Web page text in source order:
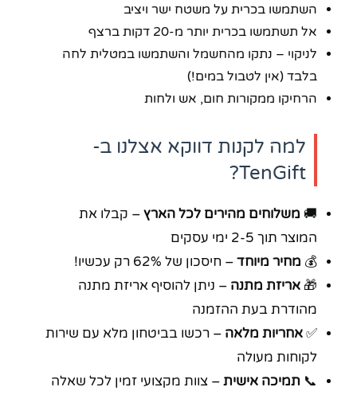
השתמשו בכרית על משטח ישר ויציב
אל תשתמשו בכרית יותר מ-20 דקות ברצף
לניקוי – נתקו מהחשמל והשתמשו במטלית לחה
בלבד (אין לטבול במים!)
הרחיקו ממקורות חום, אש ולחות
למה לקנות דווקא אצלנו ב-
TenGift?
🚚 משלוחים מהירים לכל הארץ – קבלו את
המוצר תוך 2-5 ימי עסקים
💰 מחיר מיוחד – חיסכון של 62% רק עכשיו!
🎁 אריזת מתנה – ניתן להוסיף אריזת מתנה
מהודרת בעת ההזמנה
✅ אחריות מלאה – רכשו בביטחון מלא עם שירות
לקוחות מעולה
📞 תמיכה אישית – צוות מקצועי זמין לכל שאלה